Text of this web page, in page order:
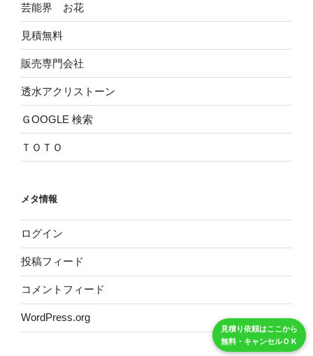
芸能界 お花
見積無料
販売専門会社
透水アクリストーン
ＧOOGLE 検索
ＴＯＴＯ
メタ情報
ログイン
投稿フィード
コメントフィード
WordPress.org
見積り依頼はここから
無料・キャンセルＯＫ